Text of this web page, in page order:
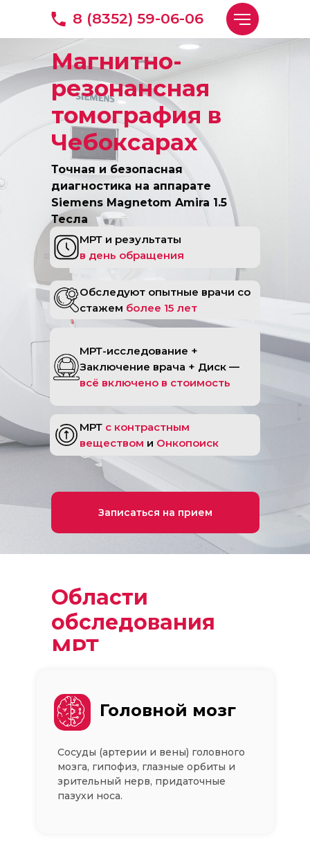
8 (8352) 59-06-06
Магнитно-
резонансная
томография в
Чебоксарах
Записаться на прием
Точная и безопасная
диагностика на аппарате
Siemens Magnetom Amira 1.5
Тесла
МРТ с контрастным
веществом и Онкопоиск
МРТ и результаты
в день обращения
Обследуют опытные врачи со
стажем более 15 лет
МРТ-исследование +
Заключение врача + Диск —
всё включено в стоимость
Области
обследования
МРТ
Головной мозг
Сосуды (артерии и вены) головного
мозга, гипофиз, глазные орбиты и
зрительный нерв, придаточные
пазухи носа.